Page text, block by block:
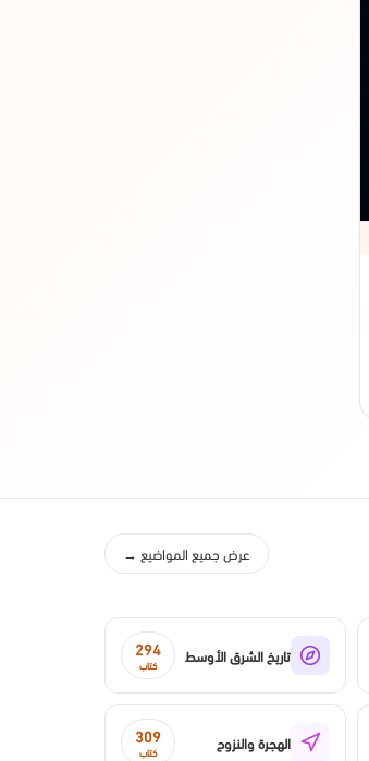
عرض جميع المواضيع →
تاريخ الشرق الأوسط 294
كتاب
الهجرة والنزوح 309
كتاب